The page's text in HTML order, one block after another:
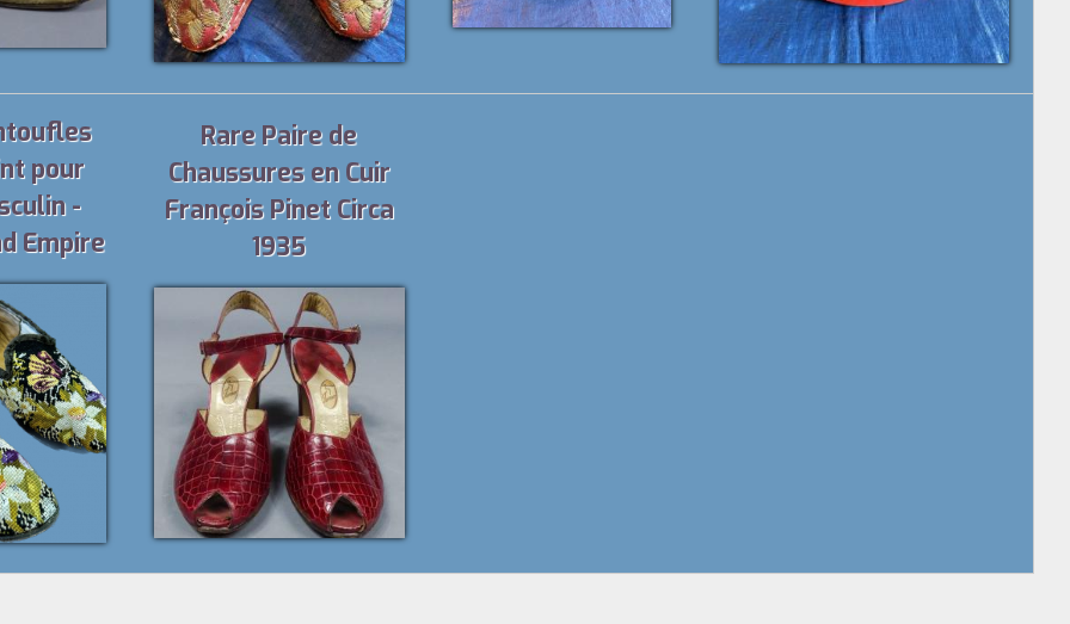
pour
-
Empire
Rare Paire de
Chaussures en Cuir
François Pinet Circa
1935